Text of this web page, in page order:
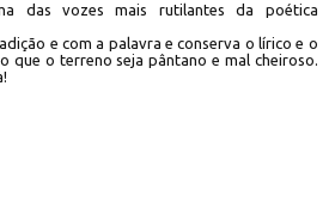
das vozes mais rutilantes da poética
e com a palavra e conserva o lírico e o
que o terreno seja pântano e mal cheiroso.